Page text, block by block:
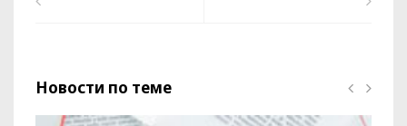
Новости по теме